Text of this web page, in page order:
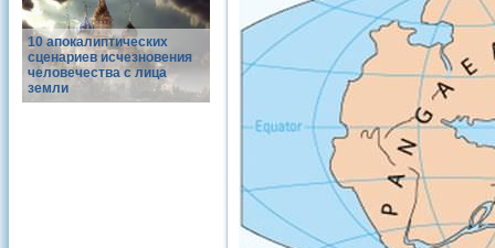
10 апокалиптических
сценариев исчезновения
человечества с лица
земли